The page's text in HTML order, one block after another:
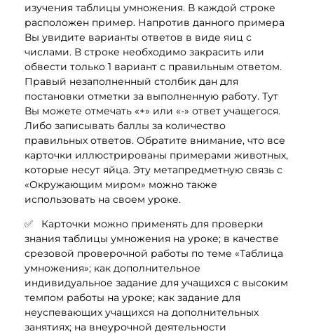
изучения таблицы умножения. В каждой строке
расположен пример. Напротив данного примера
Вы увидите варианты ответов в виде яиц с
числами. В строке необходимо закрасить или
обвести только 1 вариант с правильным ответом.
Правый незаполненный столбик дан для
постановки отметки за выполненную работу. Тут
Вы можете отмечать «+» или «-» ответ учащегося.
Либо записывать баллы за количество
правильных ответов. Обратите внимание, что все
карточки иллюстрированы примерами животных,
которые несут яйца. Эту метапредметную связь с
«Окружающим миром» можно также
использовать на своем уроке.
✅ Карточки можно применять для проверки
знания таблицы умножения на уроке; в качестве
срезовой проверочной работы по теме «Таблица
умножения»; как дополнительное
индивидуальное задание для учащихся с высоким
темпом работы на уроке; как задание для
неуспевающих учащихся на дополнительных
занятиях; на внеурочной деятельности